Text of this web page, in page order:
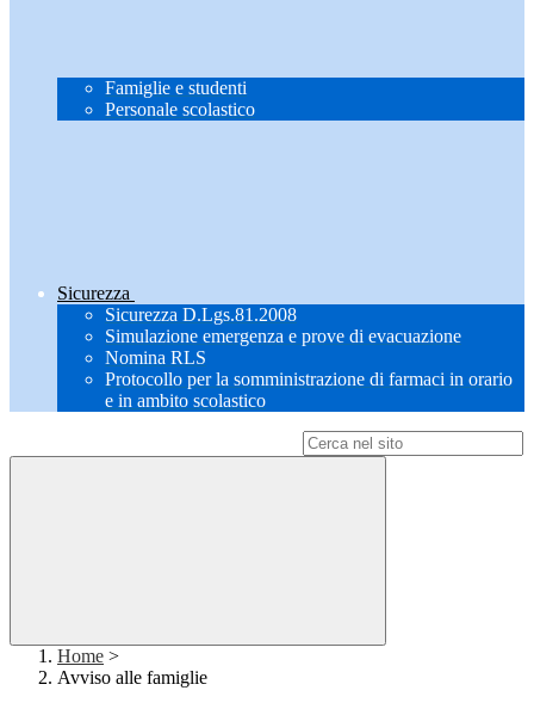
Famiglie e studenti
Personale scolastico
Sicurezza
Sicurezza D.Lgs.81.2008
Simulazione emergenza e prove di evacuazione
Nomina RLS
Protocollo per la somministrazione di farmaci in orario
e in ambito scolastico
Home >
Avviso alle famiglie